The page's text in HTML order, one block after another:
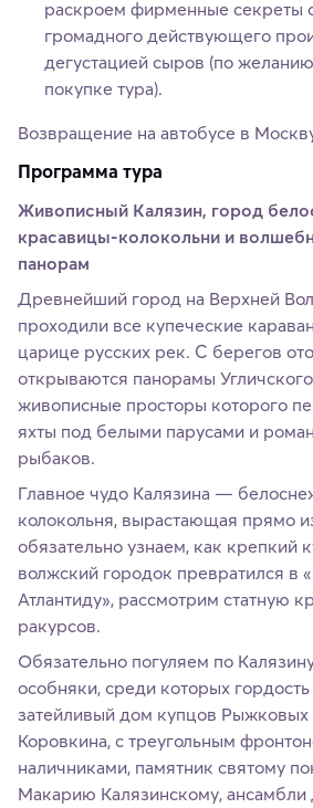
раскроем фирменные секреты
громадного действующего
дегустацией сыров (по
покупке тура).
Возвращение на автобусе в
Программа тура
Живописный Калязин, город
красавицы-колокольни и
панорам
Древнейший город на Верхней
проходили все купеческие
царице русских рек. С берегов
открываются панорамы
живописные просторы которого
яхты под белыми парусами и
рыбаков.
Главное чудо Калязина —
колокольня, вырастающая прямо
обязательно узнаем, как крепкий
волжский городок превратился в
Атлантиду», рассмотрим статную
ракурсов.
Обязательно погуляем по
особняки, среди которых
затейливый дом купцов Рыжковых
Коровкина, с треугольным
наличниками, памятник святому
Макарию Калязинскому, ансамбли